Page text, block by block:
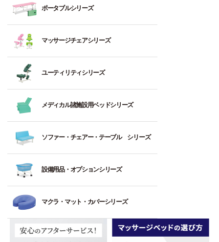
5：
高
強
度
（強
度
を
必
要
と
す
る
治
療
用
向
き）
ワ
イ
ド
サ
～
4：
高
強
度
（強
度
を
必
要
と
す
る
治
療
用
向
き）
5：
歩
行
訓
練
台
立
ち
が
習
位
練
ト
レ
ー
ニ
ン
グ
ベ
ッ
ド
動・
手
動
昇
降
台
動
ト
ト
ッ
チ
式）
垂
直
昇
降
型
（ワ
イ
ヤ
レ
ス
式）
旋
回
昇
降
ド
手
動
式
昇
降
ベ
ッ
ド
ェ
型
ヘ
ッ
ド
縦
型
ヘ
ッ
ド
フ
ッ
ト
レ
ス
ト
付
き
ポータブルシリーズ
製
ベ
ッ
ド
ア
ル
ミ
ベ
ッ
ド
（軽
量）
低
反
発
ベ
ッ
マッサージチェアシリーズ
フ
ェ
イ
型
ヘ
ド
縦
型
ヘ
ッ
ド
ユーティリティシリーズ
メディカル諸施設用ベッドシリーズ
ト
チ
治
療
チ
ソファー・チェアー・テーブル シリーズ
合
ァ
な
設備用品・オプションシリーズ
ィ
ペ
マクラ・マット・カバーシリーズ
額・